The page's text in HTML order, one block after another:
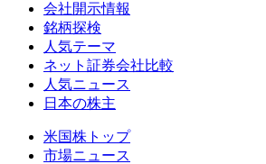
会社開示情報
銘柄探検
人気テーマ
ネット証券会社比較
人気ニュース
日本の株主
米国株トップ
市場ニュース